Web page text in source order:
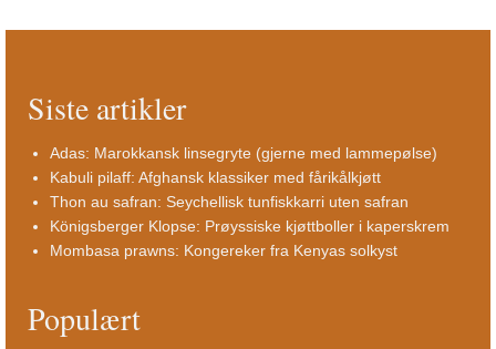
Siste artikler
Adas: Marokkansk linsegryte (gjerne med lammepølse)
Kabuli pilaff: Afghansk klassiker med fårikålkjøtt
Thon au safran: Seychellisk tunfiskkarri uten safran
Königsberger Klopse: Prøyssiske kjøttboller i kaperskrem
Mombasa prawns: Kongereker fra Kenyas solkyst
Populært